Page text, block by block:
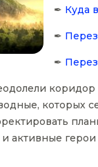
✒ Куда
✒
✒
коридор
которых
и активные